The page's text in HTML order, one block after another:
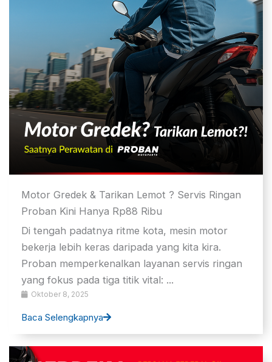
Motor Gredek & Tarikan Lemot ? Servis Ringan
Proban Kini Hanya Rp88 Ribu
Oktober 8, 2025
Di tengah padatnya ritme kota, mesin motor
bekerja lebih keras daripada yang kita kira.
Proban memperkenalkan layanan servis ringan
yang fokus pada tiga titik vital: ...
Baca Selengkapnya